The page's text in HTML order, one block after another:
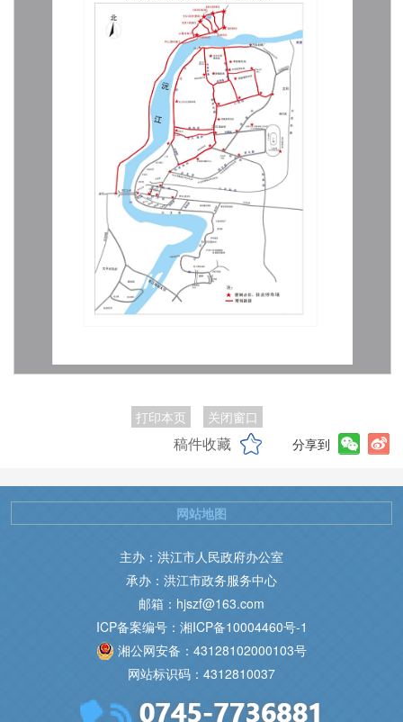
打印本页 关闭窗口
稿件收藏 分享到
主办：洪江市人民政府办公室
承办：洪江市政务服务中心
邮箱：hjszf@163.com
ICP备案编号：湘ICP备10004460号-1
湘公网安备：43128102000103号
网站标识码：4312810037
网站地图